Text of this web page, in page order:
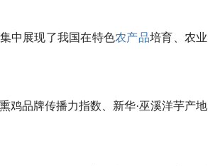
中展现了我国在特色农产品培育、农业
鸡品牌传播力指数、新华·巫溪洋芋产地